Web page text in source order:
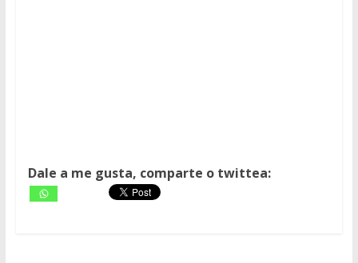
Dale a me gusta, comparte o twittea: